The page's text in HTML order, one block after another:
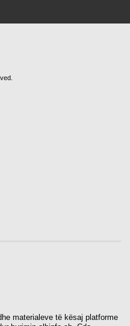
materialeve të kësaj platforme